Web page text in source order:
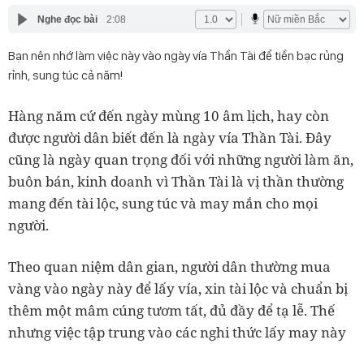
Nghe đọc bài 2:08
Bạn nên nhớ làm việc này vào ngày vía Thần Tài để tiền bạc rủng
rỉnh, sung túc cả năm!
Hàng năm cứ đến ngày mùng 10 âm lịch, hay còn
được người dân biết đến là ngày vía Thần Tài. Đây
cũng là ngày quan trọng đối với những người làm ăn,
buôn bán, kinh doanh vì Thần Tài là vị thần thường
mang đến tài lộc, sung túc và may mắn cho mọi
người.
Theo quan niệm dân gian, người dân thường mua
vàng vào ngày này để lấy vía, xin tài lộc và chuẩn bị
thêm một mâm cúng tươm tất, đủ đầy để tạ lễ. Thế
nhưng việc tập trung vào các nghi thức lấy may này